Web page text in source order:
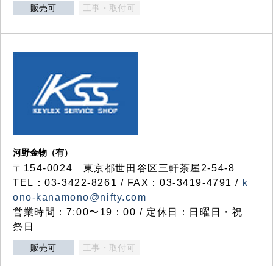
販売可 工事・取付可
河野金物（有）
〒154-0024 東京都世田谷区三軒茶屋2-54-8
TEL：03-3422-8261 / FAX：03-3419-4791 / k
ono-kanamono@nifty.com
営業時間：7:00〜19：00 / 定休日：日曜日・祝
祭日
販売可 工事・取付可